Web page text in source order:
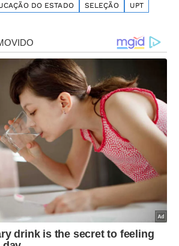
DO ESTADO
SELEÇÃO UPT